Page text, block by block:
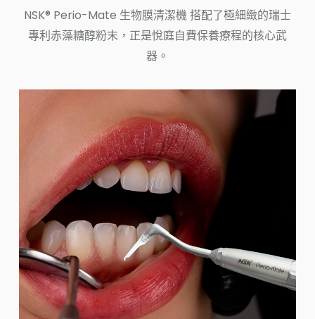
NSK® Perio-Mate 生物膜清潔機 搭配了極細緻的瑞士
專利赤藻糖醇粉末，正是悅庭自費保養療程的核心武
器。